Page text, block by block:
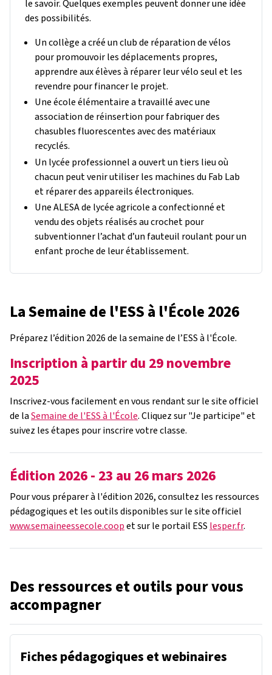
le savoir. Quelques exemples peuvent donner une idée
des possibilités.
Un collège a créé un club de réparation de vélos
pour promouvoir les déplacements propres,
apprendre aux élèves à réparer leur vélo seul et les
revendre pour financer le projet.
Une école élémentaire a travaillé avec une
association de réinsertion pour fabriquer des
chasubles fluorescentes avec des matériaux
recyclés.
Un lycée professionnel a ouvert un tiers lieu où
chacun peut venir utiliser les machines du Fab Lab
et réparer des appareils électroniques.
Une ALESA de lycée agricole a confectionné et
vendu des objets réalisés au crochet pour
subventionner l’achat d’un fauteuil roulant pour un
enfant proche de leur établissement.
La Semaine de l'ESS à l'École 2026
Préparez l’édition 2026 de la semaine de l’ESS à l'École.
Inscription à partir du 29 novembre
2025
Inscrivez-vous facilement en vous rendant sur le site officiel
de laSemaine de l'ESS à l'École. Cliquez sur "Je participe" et
suivez les étapes pour inscrire votre classe.
Édition 2026 - 23 au 26 mars 2026
Pour vous préparer à l'édition 2026, consultez les ressources
pédagogiques et les outils disponibles sur le site officiel
www.semaineessecole.coopet sur le portail ESS lesper.fr.
Des ressources et outils pour vous
accompagner
Fiches pédagogiques et webinaires